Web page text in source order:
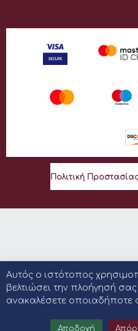
Πολιτική
Αυτός ο ιστότοπος
βελτιώσει την πλοήγησή
ανακαλέσετε οποιαδήποτε
Αποδοχή